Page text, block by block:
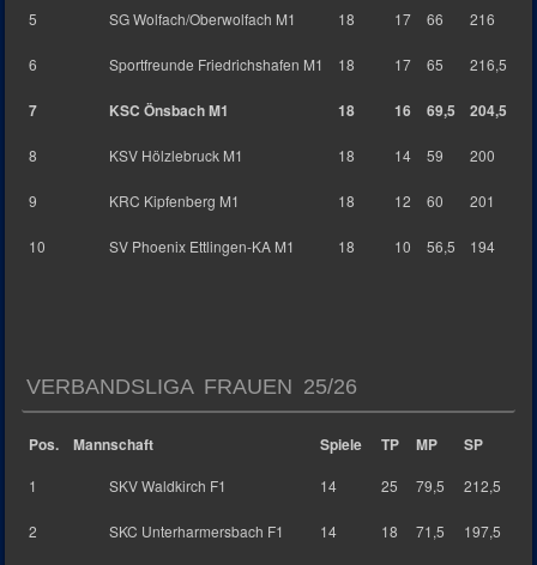
5 SG Wolfach/Oberwolfach M1 18 17 66 216
6 Sportfreunde Friedrichshafen M1 18 17 65 216,5
7 KSC Önsbach M1 18 16 69,5 204,5
8 KSV Hölzlebruck M1 18 14 59 200
9 KRC Kipfenberg M1 18 12 60 201
10 SV Phoenix Ettlingen-KA M1 18 10 56,5 194
VERBANDSLIGA FRAUEN 25/26
Pos. Mannschaft Spiele TP MP SP
1 SKV Waldkirch F1 14 25 79,5 212,5
2 SKC Unterharmersbach F1 14 18 71,5 197,5